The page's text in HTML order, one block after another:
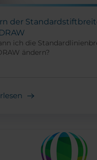
der
ich die
ändern?